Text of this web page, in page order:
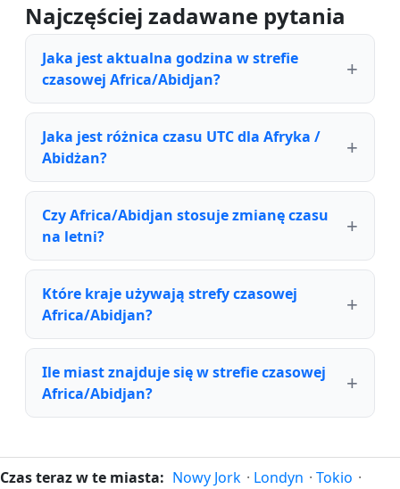
Najczęściej zadawane pytania
Jaka jest aktualna godzina w strefie
czasowej Africa/Abidjan?
Jaka jest różnica czasu UTC dla Afryka /
Abidżan?
Czy Africa/Abidjan stosuje zmianę czasu
na letni?
Które kraje używają strefy czasowej
Africa/Abidjan?
Ile miast znajduje się w strefie czasowej
Africa/Abidjan?
Czas teraz w te miasta: Nowy Jork · Londyn · Tokio ·